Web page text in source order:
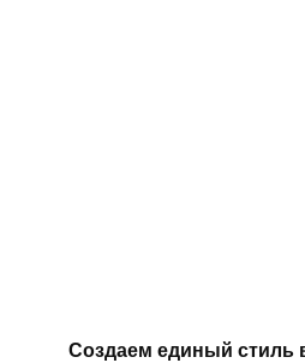
Создаем единый стиль